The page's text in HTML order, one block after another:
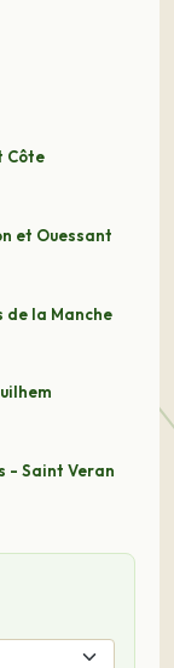
Côte
et Ouessant
de la Manche
- Saint Veran